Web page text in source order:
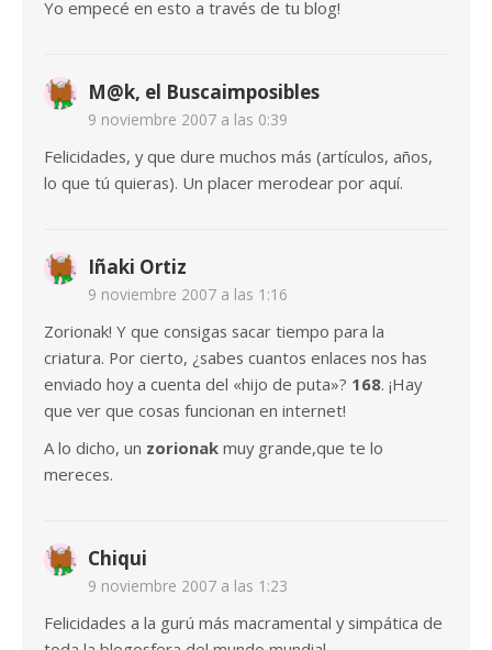
Yo empecé en esto a través de tu blog!
M@k, el Buscaimposibles
9 noviembre 2007 a las 0:39
Felicidades, y que dure muchos más (artículos, años,
lo que tú quieras). Un placer merodear por aquí.
Iñaki Ortiz
9 noviembre 2007 a las 1:16
Zorionak! Y que consigas sacar tiempo para la
criatura. Por cierto, ¿sabes cuantos enlaces nos has
enviado hoy a cuenta del «hijo de puta»? 168. ¡Hay
que ver que cosas funcionan en internet!
A lo dicho, un zorionak muy grande,que te lo
mereces.
Chiqui
9 noviembre 2007 a las 1:23
Felicidades a la gurú más macramental y simpática de